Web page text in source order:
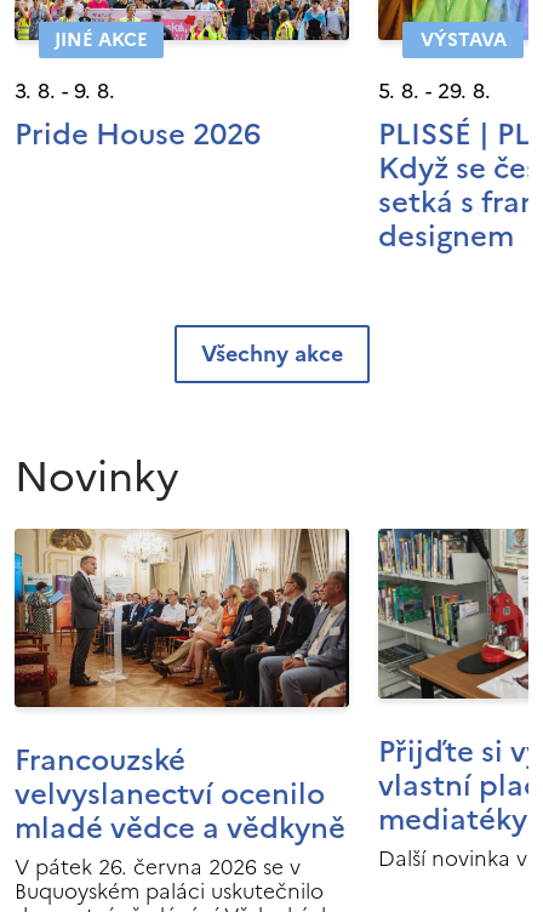
JINÉ AKCE
3. 8. - 9. 8.
Pride House 2026
VÝSTAVA
5. 8. - 29. 8.
PLISSÉ |
Když se
setká s
designem
Všechny akce
Novinky
Francouzské
velvyslanectví ocenilo
mladé vědce a vědkyně
V pátek 26. června 2026 se v
Buquoyském paláci uskutečnilo
Přijďte si
vlastní
mediatéky
Další novinka v